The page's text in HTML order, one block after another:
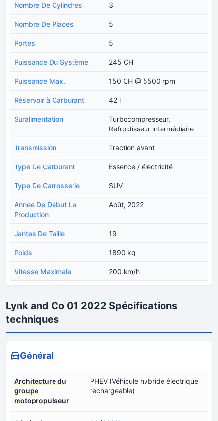
Nombre De Cylindres 3
Nombre De Places 5
Portes 5
Puissance Du Système 245 CH
Puissance Max. 150 CH @ 5500 rpm
Réservoir à Carburant 42 l
Suralimentation
Turbocompresseur,
Refroidisseur intermédiaire
Transmission Traction avant
Type De Carburant Essence / électricité
Type De Carrosserie SUV
Année De Début La
Production
Août, 2022
Jantes De Taille 19
Poids 1890 kg
Vitesse Maximale 200 km/h
Lynk and Co 01 2022 Spécifications
techniques
Général
Architecture du
groupe
motopropulseur
PHEV (Véhicule hybride électrique
rechargeable)